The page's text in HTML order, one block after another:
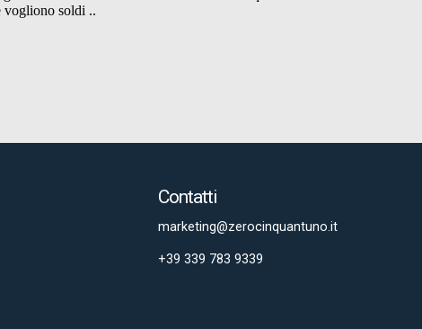
Contatti
marketing@zerocinquantuno.it
+39 339 783 9339